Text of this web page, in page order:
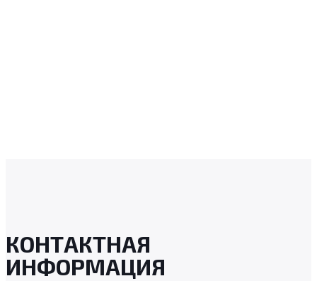
КОНТАКТНАЯ
ИНФОРМАЦИЯ